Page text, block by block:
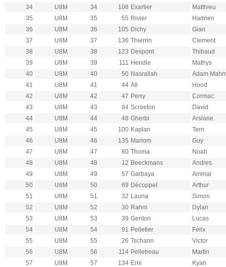
34
U8M 34 108 Exartier
Matthieu
35
U8M 35 55 Rivier
Hadrien
36
U8M 36 105 Dichy
Gian
37
U8M 37 136 Thierrin
Clement
38
U8M 38 123 Despont
Thibaud
39
U8M 39 111 Hendle
Mathys
40
U8M 40 50 Nasrallah
Adam
41
U8M 41 44 All
Hood
42
U8M 42 47 Perry
Cormac
43
U8M 43 84 Screeton
David
44
U8M 44 48 Gherbi
Arslane
45
U8M 45 100 Kaplan
Tern
46
U8M 46 135 Marlom
Guy
47
U8M 47 80 Thoma
Noah
48
U8M 48 12 Beeckmans
Andres
49
U8M 49 57 Garbaya
Ammar
50
U8M 50 69 Décoppet
Arthur
51
U8M 51 32 Lauria
Simon
52
U8M 52 30 Rahm
Dylan
53
U8M 53 39 Genton
Lucas
54
U8M 54 91 Pelletier
Félix
55
U8M 55 26 Tschann
Victor
56
U8M 56 114 Pelletreau
Martin
57
U8M 57 134 Erni
Kyan